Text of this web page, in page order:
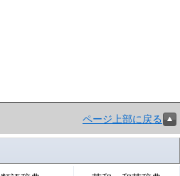
ページ上部に戻る